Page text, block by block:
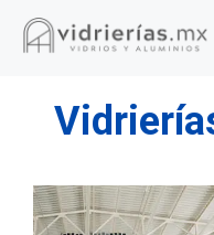
Saltar